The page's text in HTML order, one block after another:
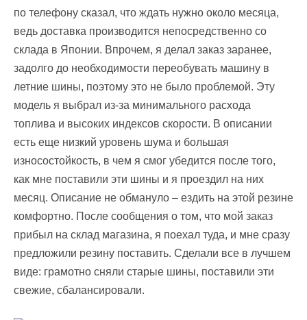
по телефону сказал, что ждать нужно около месяца,
ведь доставка производится непосредственно со
склада в Японии. Впрочем, я делал заказ заранее,
задолго до необходимости переобувать машину в
летние шины, поэтому это не было проблемой. Эту
модель я выбрал из-за минимального расхода
топлива и высоких индексов скорости. В описании
есть еще низкий уровень шума и большая
износостойкость, в чем я смог убедится после того,
как мне поставили эти шины и я проездил на них
месяц. Описание не обмануло – ездить на этой резине
комфортно. После сообщения о том, что мой заказ
прибыл на склад магазина, я поехал туда, и мне сразу
предложили резину поставить. Сделали все в лучшем
виде: грамотно сняли старые шины, поставили эти
свежие, сбалансировали.